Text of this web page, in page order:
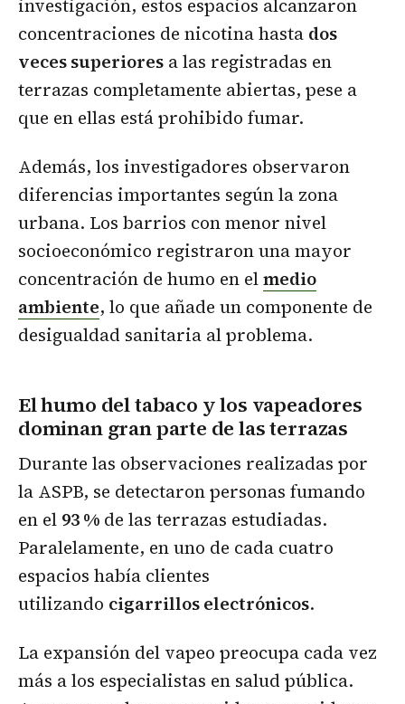
investigación, estos espacios alcanzaron
concentraciones de nicotina hasta dos
veces superiores a las registradas en
terrazas completamente abiertas, pese a
que en ellas está prohibido fumar.
Además, los investigadores observaron
diferencias importantes según la zona
urbana. Los barrios con menor nivel
socioeconómico registraron una mayor
concentración de humo en elmedio
ambiente, lo que añade un componente de
desigualdad sanitaria al problema.
El humo del tabaco y los vapeadores
dominan gran parte de las terrazas
Durante las observaciones realizadas por
la ASPB, se detectaron personas fumando
en el 93 % de las terrazas estudiadas.
Paralelamente, en uno de cada cuatro
espacios había clientes
utilizando cigarrillos electrónicos.
La expansión del vapeo preocupa cada vez
más a los especialistas en salud pública.